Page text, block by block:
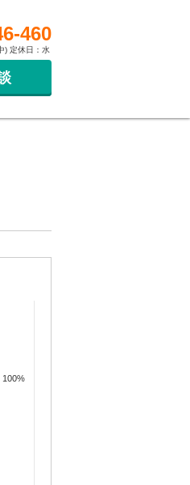
460
) 定休日：水
100%
100%